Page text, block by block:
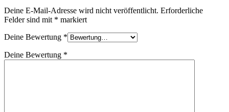
Deine E-Mail-Adresse wird nicht veröffentlicht. Erforderliche
Felder sind mit * markiert
Deine Bewertung *
Deine Bewertung *